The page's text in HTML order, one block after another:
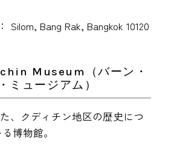
Silom, Bang Rak, Bangkok 10120
Museum（バーン・
ミュージアム）
、クディチン地区の歴史につ
博物館。